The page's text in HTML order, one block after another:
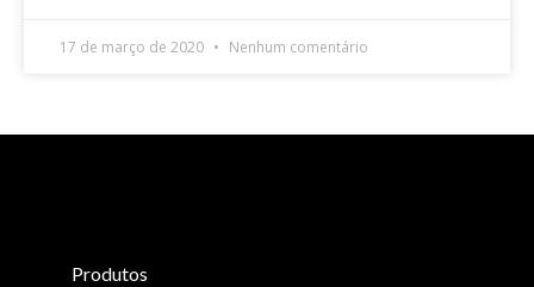
17 de março de 2020 Nenhum comentário
Produtos